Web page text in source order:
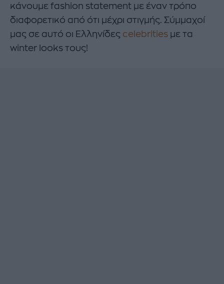
κάνουμε fashion statement με έναν τρόπο
διαφορετικό από ότι μέχρι στιγμής. Σύμμαχοί
μας σε αυτό οι Ελληνίδες celebrities με τα
winter looks τους!